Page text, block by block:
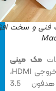
و سخت افزاری
مینی
می‌توان به خروجی HDMI،
اترنت، جک هدفون 3.5